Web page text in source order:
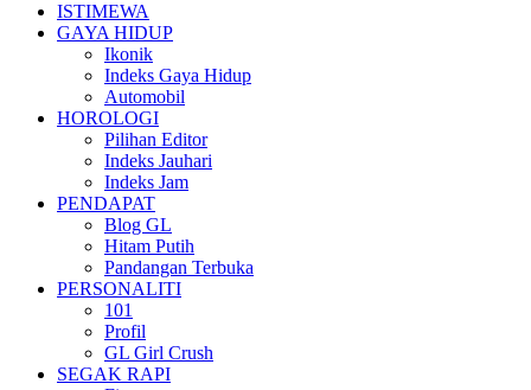
ISTIMEWA
GAYA HIDUP
Ikonik
Indeks Gaya Hidup
Automobil
HOROLOGI
Pilihan Editor
Indeks Jauhari
Indeks Jam
PENDAPAT
Blog GL
Hitam Putih
Pandangan Terbuka
PERSONALITI
101
Profil
GL Girl Crush
SEGAK RAPI